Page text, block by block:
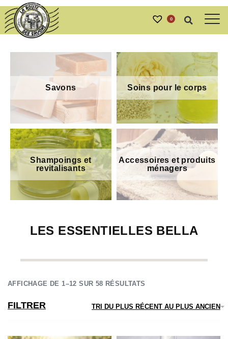
0
Soins pour le corps
Savons
Shampoings et
revitalisants
Accessoires et produits
ménagers
LES ESSENTIELLES BELLA
AFFICHAGE DE 1–12 SUR 58 RÉSULTATS
TRI DU PLUS RÉCENT AU PLUS ANCIEN
FILTRER